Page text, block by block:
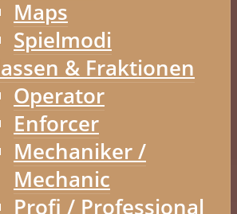
Maps
Spielmodi
& Fraktionen
Operator
Enforcer
Mechaniker /
Mechanic
Profi / Professional